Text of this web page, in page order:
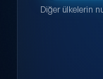
Diğer ülkelerin